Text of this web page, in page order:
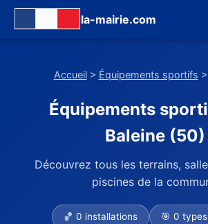
la-mairie.com
Accueil> Équipements sportifs
Équipements
Baleine (50)
Découvrez tous les terrains,
piscines de la
🏀 0 installations 🎯 0